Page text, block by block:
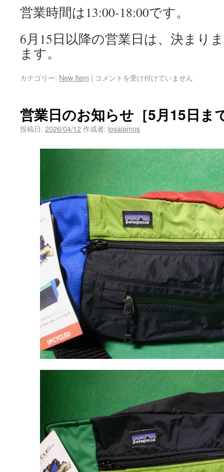
営業時間は13:00-18:00です。
6月15日以降の営業日は、決まり
ます。
カテゴリー: New Item | コメントを受け付けていません
営業日のお知らせ［5月15日ま
投稿日: 2026/04/12作成者: losalamos